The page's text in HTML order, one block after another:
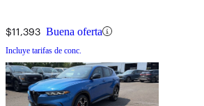
$11,393 Buena oferta
Incluye tarifas de conc.